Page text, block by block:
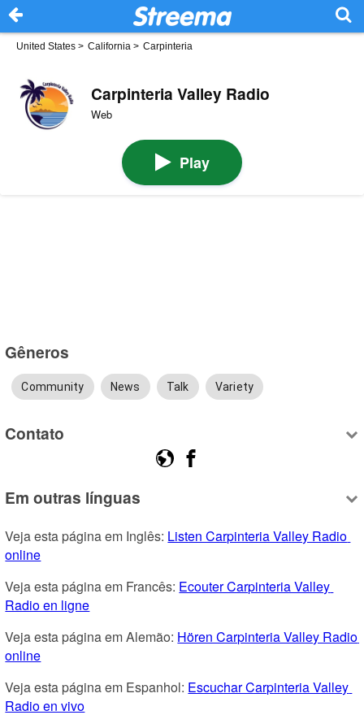
United States > California > Carpinteria
Carpinteria Valley Radio
Web
Play
Gêneros
Community News Talk Variety
Contato
Em outras línguas
Veja esta página em Inglês: Listen Carpinteria Valley Radio
online
Veja esta página em Francês: Ecouter Carpinteria Valley
Radio en ligne
Veja esta página em Alemão: Hören Carpinteria Valley Radio
online
Veja esta página em Espanhol: Escuchar Carpinteria Valley
Radio en vivo